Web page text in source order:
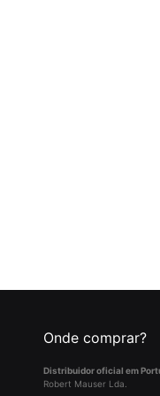
Onde comprar?
Distribuidor oficial em
Robert Mauser Lda.